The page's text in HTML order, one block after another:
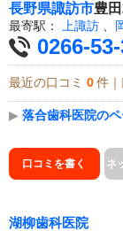
長野県諏訪市豊
最寄駅： 上諏訪
0266-
最近の口コミ 0 件
▶ 落合歯科医院の
口コミを書く ネ
湖柳歯科医院